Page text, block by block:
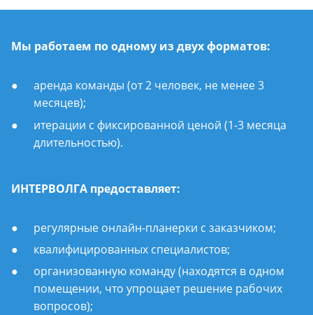
Мы работаем по одному из двух форматов:
аренда команды (от 2 человек, не менее 3
месяцев);
итерации с фиксированной ценой (1-3 месяца
длительностью).
ИНТЕРВОЛГА предоставляет:
регулярные онлайн-планерки с заказчиком;
квалифицированных специалистов;
организованную команду (находятся в одном
помещении, что упрощает решение рабочих
вопросов);